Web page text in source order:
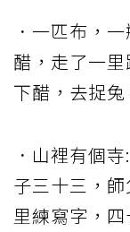
．一匹布，
醋，走了一
下醋，去捉
．山裡有個
子三十三，
里練寫字，